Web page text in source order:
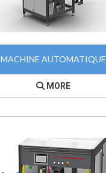
MACHINE AUTOMATIQUE
MORE